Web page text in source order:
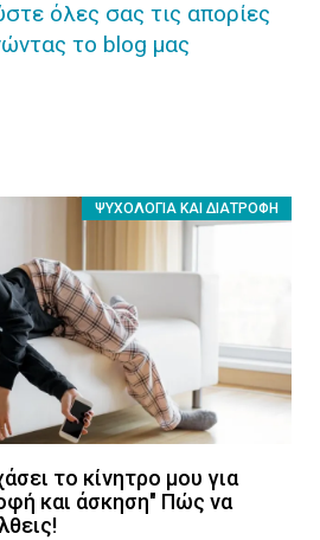
όλες σας τις απορίες
το blog μας
ΨΥΧΟΛΟΓΊΑ ΚΑΙ ΔΙΑΤΡΟΦΉ
το κίνητρο μου για
και άσκηση" Πώς να